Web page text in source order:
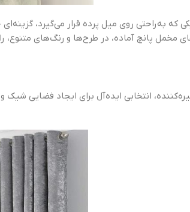
که به‌راحتی روی میل پرده قرار می‌گیرد،
مخمل پانچ آماده، در طرح‌ها و رنگ‌های
انتخابی ایده‌آل برای ایجاد فضایی